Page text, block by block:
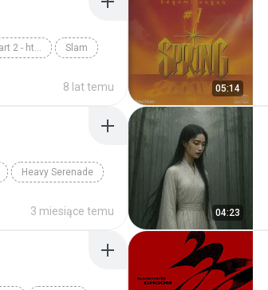
Slow Rock Malaysia Part 2 - http://idws.in/310179 Slam
8 lat temu 05:14
Heavy Serenade
3 miesiące temu 04:23